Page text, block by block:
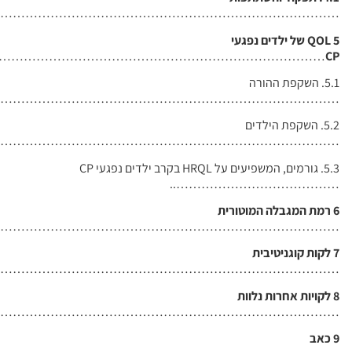
5.3. גורמים, המשפיעים על HRQL בקרב ילדים נפגעי CP